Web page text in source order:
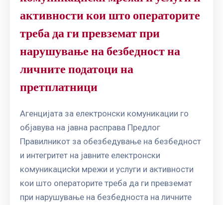
активности кои што операторите
треба да ги превземат при
нарушување на безбедност на
личните податоци на
претплатници
Агенцијата за електронски комуникации го
објавува на јавна расправа Предлог
Правилникот за обезбедување на безбедност
и интегритет на јавните електронски
комуникацисkи мрежи и услуги и активности
кои што операторите треба да ги превземат
при нарушување на безбедноста на личните